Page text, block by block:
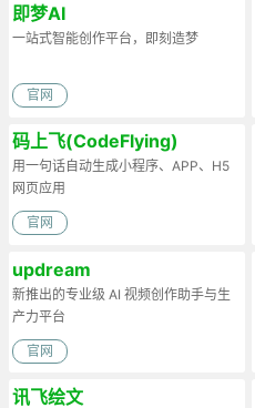
即梦AI
一站式智能创作平台，即刻造梦
官网
码上飞(CodeFlying)
用一句话自动生成小程序、APP、H5
网页应用
官网
updream
新推出的专业级 AI 视频创作助手与生
产力平台
官网
讯飞绘文